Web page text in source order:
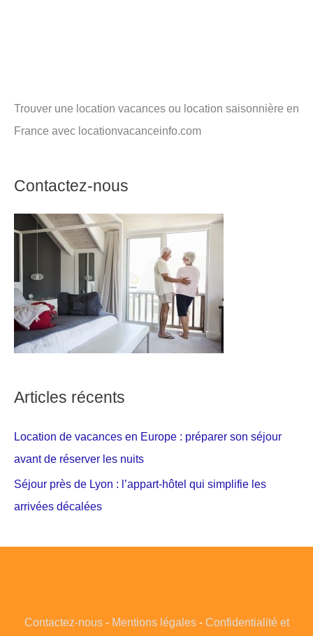
Trouver une location vacances ou location saisonnière en
France avec locationvacanceinfo.com
Contactez-nous
Articles récents
Location de vacances en Europe : préparer son séjour
avant de réserver les nuits
Séjour près de Lyon : l’appart-hôtel qui simplifie les
arrivées décalées
Contactez-nous- Mentions légales- Confidentialité et